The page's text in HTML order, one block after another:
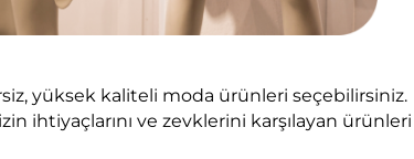
yüksek kaliteli moda ürünleri seçebilirsiniz.
ihtiyaçlarını ve zevklerini karşılayan ürünleri